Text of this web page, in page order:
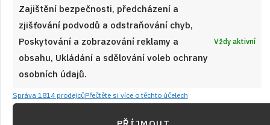
Zajištění bezpečnosti, předcházení a
zjišťování podvodů a odstraňování chyb,
Poskytování a zobrazování reklamy a
obsahu, Ukládání a sdělování voleb ochrany
osobních údajů.
Vždy aktivní
Správa 1814 prodejcůPřečtěte si více o těchto účelech